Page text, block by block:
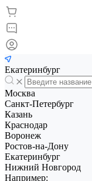
Екатеринбург
Москва
Санкт-Петербург
Казань
Краснодар
Воронеж
Ростов-на-Дону
Екатеринбург
Нижний Новгород
Например: